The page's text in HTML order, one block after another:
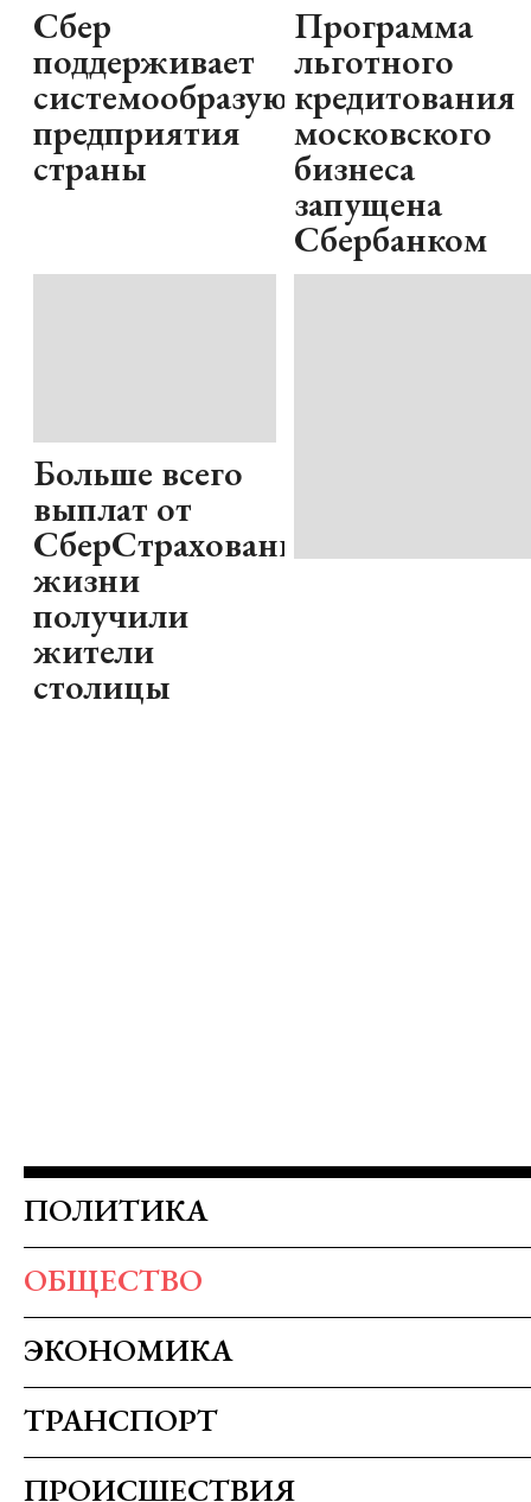
Сбер
поддерживает
системообразующие
предприятия
страны
Программа
льготного
кредитования
московского
бизнеса
запущена
Сбербанком
Больше всего
выплат от
СберСтрахование
жизни
получили
жители
столицы
ПОЛИТИКА
ОБЩЕСТВО
ЭКОНОМИКА
ТРАНСПОРТ
ПРОИСШЕСТВИЯ